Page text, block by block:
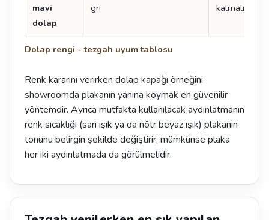
Dolap rengi - tezgah uyum tablosu
mavi
dolap
gri
kalmalı
Renk kararını verirken dolap kapağı örneğini
showroomda plakanın yanına koymak en güvenilir
yöntemdir. Ayrıca mutfakta kullanılacak aydınlatmanın
renk sıcaklığı (sarı ışık ya da nötr beyaz ışık) plakanın
tonunu belirgin şekilde değiştirir; mümkünse plaka
her iki aydınlatmada da görülmelidir.